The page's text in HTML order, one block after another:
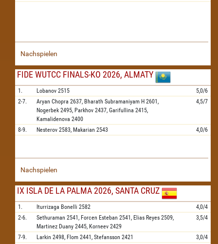
Nachspielen
FIDE WUTCC FINALS-KO 2026, ALMATY
1. Lobanov 2515
5,0/6
2-7.
Aryan Chopra 2637, Bharath Subramaniyam H 2601,
Nogerbek 2495, Parkhov 2437, Garifullina 2415,
Kamalidenova 2400
4,5/7
8-9. Nesterov 2583, Makarian 2543 4,0/6
Nachspielen
IX ISLA DE LA PALMA 2026, SANTA CRUZ
1. Iturrizaga Bonelli 2582
4,0/4
2-6.
Sethuraman 2541, Forcen Esteban 2541, Elias Reyes 2509,
Martinez Duany 2445, Korneev 2429
3,5/4
7-9. Larkin 2498, Flom 2441, Stefansson 2421 3,0/4